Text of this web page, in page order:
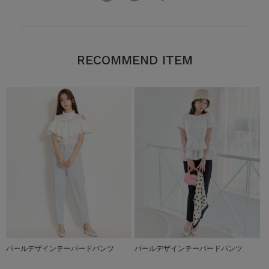
RECOMMEND ITEM
パールデザインテーパードパンツ パールデザインテーパードパンツ